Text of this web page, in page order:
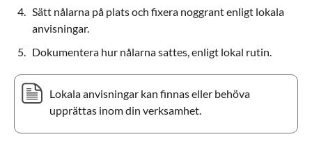
Sätt nålarna på plats och fixera noggrant enligt lokala
anvisningar.
Dokumentera hur nålarna sattes, enligt lokal rutin.
Lokala anvisningar kan finnas eller behöva
upprättas inom din verksamhet.